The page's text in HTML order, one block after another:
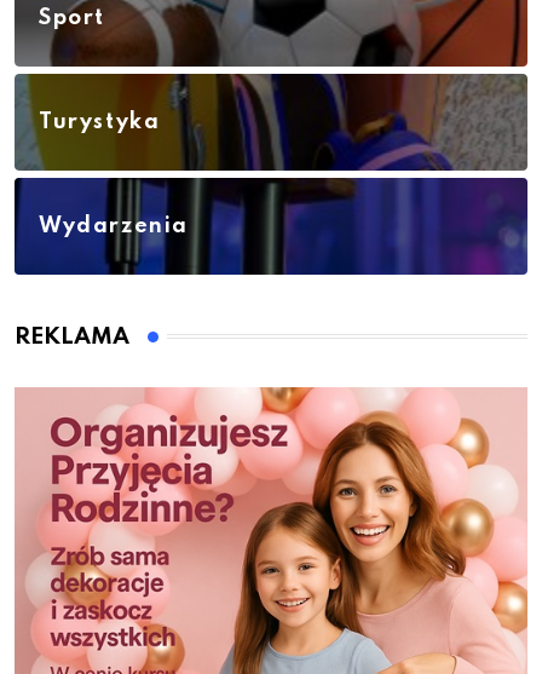
Sport
Turystyka
Wydarzenia
REKLAMA